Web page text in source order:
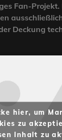
Fan-Projekt.
Deckung
hier, um
zu
Inhalt zu